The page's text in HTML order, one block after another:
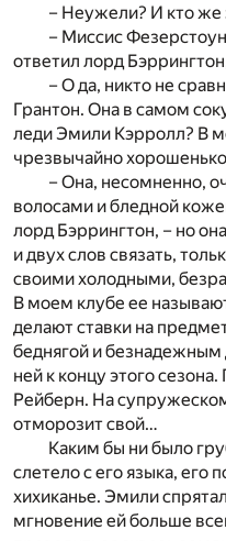
– Неужели? И кто же
– Миссис
ответил лорд
– О да, никто не
Грантон. Она в самом
леди Эмили Кэрролл? В
чрезвычайно
– Она, несомненно,
волосами и бледной
лорд Бэррингтон, – но
и двух слов связать,
своими холодными,
В моем клубе ее
делают ставки на
беднягой и
ней к концу этого
Рейберн. На
отморозит свой…
Каким бы ни было
слетело с его языка, его
хихиканье. Эмили
мгновение ей больше